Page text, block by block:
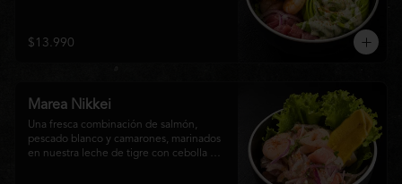
que combina frescura, textura y
elegancia en cada bocado.
$13.990
Marea Nikkei
Una fresca combinación de salmón,
pescado blanco y camarones, marinados
en nuestra leche de tigre con cebolla